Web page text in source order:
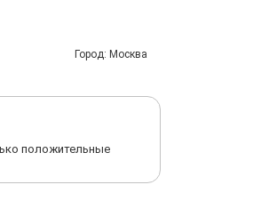
Город: Москва
положительные